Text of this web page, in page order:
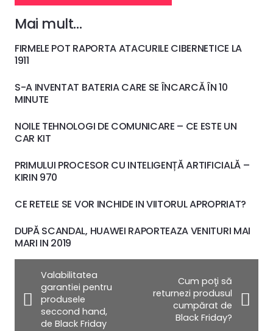
Mai mult…
FIRMELE POT RAPORTA ATACURILE CIBERNETICE LA
1911
S-A INVENTAT BATERIA CARE SE ÎNCARCĂ ÎN 10
MINUTE
NOILE TEHNOLOGI DE COMUNICARE – CE ESTE UN
CAR KIT
PRIMULUI PROCESOR CU INTELIGENȚĂ ARTIFICIALĂ –
KIRIN 970
CE RETELE SE VOR INCHIDE IN VIITORUL APROPRIAT?
DUPĂ SCANDAL, HUAWEI RAPORTEAZA VENITURI MAI
MARI IN 2019
Valabilitatea
garantiei pentru
produsele
seccond hand,
de Black Friday
Cum poţi să
returnezi produsul
cumpărat de
Black Friday?